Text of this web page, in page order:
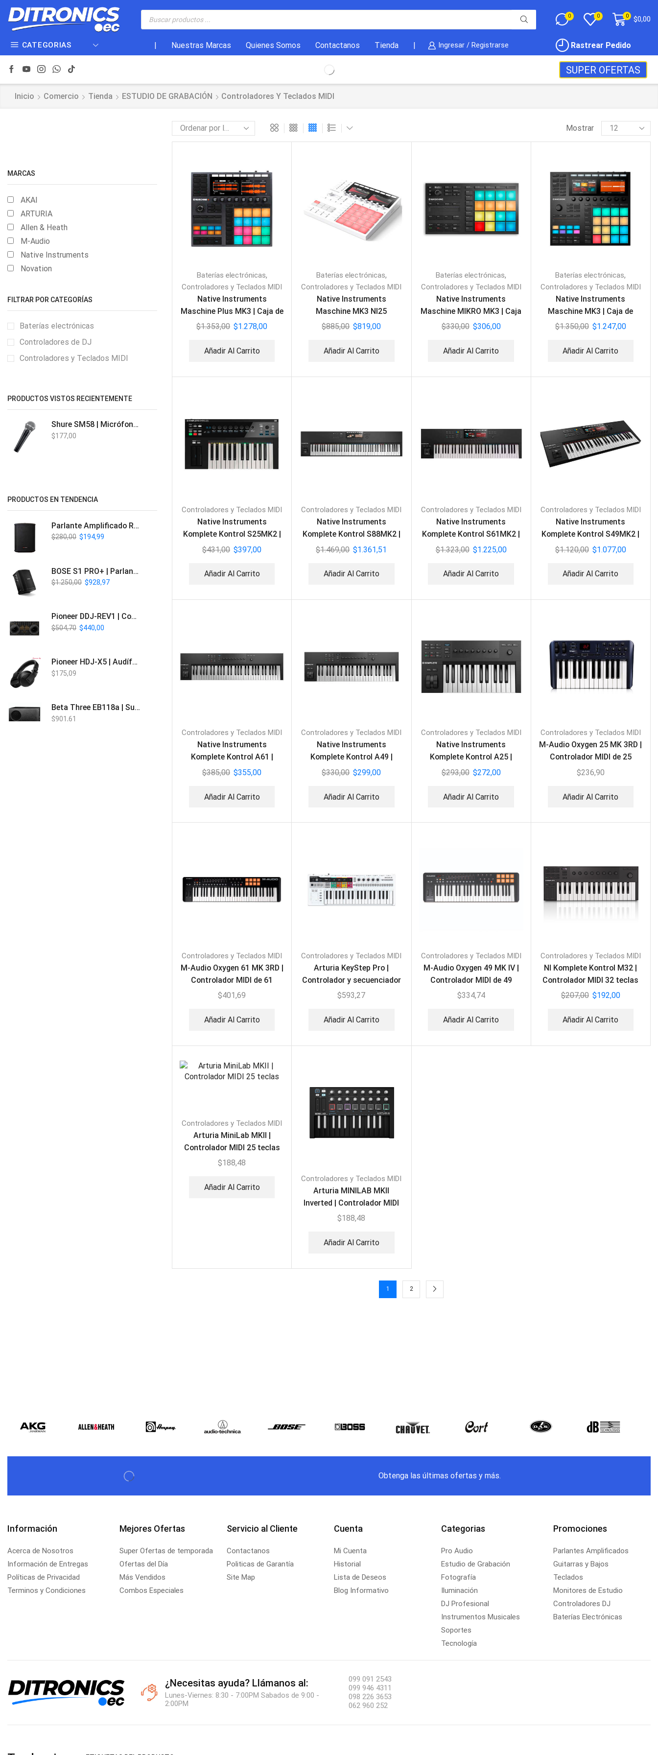
0 0 0 $0,00
CATEGORIAS Nuestras Marcas Quienes Somos Contactanos Tienda Ingresar / Registrarse Rastrear Pedido
SUPER OFERTAS
Inicio Comercio Tienda ESTUDIO DE GRABACIÓN Controladores Y Teclados MIDI
Mostrar
Baterías electrónicas,
Controladores y Teclados MIDI
Native Instruments
Maschine Plus MK3 | Caja de
Ritmos y MIDI
$1.353,00 $1.278,00
Añadir Al Carrito
Baterías electrónicas,
Controladores y Teclados MIDI
Native Instruments
Maschine MK3 NI25
Retrospective
$885,00 $819,00
Añadir Al Carrito
Baterías electrónicas,
Controladores y Teclados MIDI
Native Instruments
Maschine MIKRO MK3 | Caja
de Ritmos y MIDI
$330,00 $306,00
Añadir Al Carrito
Baterías electrónicas,
Controladores y Teclados MIDI
Native Instruments
Maschine MK3 | Caja de
Ritmos y MIDI
$1.350,00 $1.247,00
Añadir Al Carrito
Controladores y Teclados MIDI
Native Instruments
Komplete Kontrol S25MK2 |
Teclado MIDI
$431,00 $397,00
Añadir Al Carrito
Controladores y Teclados MIDI
Native Instruments
Komplete Kontrol S88MK2 |
Teclado MIDI
$1.469,00 $1.361,51
Añadir Al Carrito
Controladores y Teclados MIDI
Native Instruments
Komplete Kontrol S61MK2 |
Teclado MIDI
$1.323,00 $1.225,00
Añadir Al Carrito
Controladores y Teclados MIDI
Native Instruments
Komplete Kontrol S49MK2 |
Teclado MIDI
$1.120,00 $1.077,00
Añadir Al Carrito
Controladores y Teclados MIDI
Native Instruments
Komplete Kontrol A61 |
Teclado MIDI
$385,00 $355,00
Añadir Al Carrito
Controladores y Teclados MIDI
Native Instruments
Komplete Kontrol A49 |
Teclado MIDI
$330,00 $299,00
Añadir Al Carrito
Controladores y Teclados MIDI
Native Instruments
Komplete Kontrol A25 |
Teclado MIDI
$293,00 $272,00
Añadir Al Carrito
Controladores y Teclados MIDI
M-Audio Oxygen 25 MK 3RD |
Controlador MIDI de 25
teclas
$236,90
Añadir Al Carrito
Controladores y Teclados MIDI
M-Audio Oxygen 61 MK 3RD |
Controlador MIDI de 61
teclas
$401,69
Añadir Al Carrito
Controladores y Teclados MIDI
Arturia KeyStep Pro |
Controlador y secuenciador
de 37 teclas
$593,27
Añadir Al Carrito
Controladores y Teclados MIDI
M-Audio Oxygen 49 MK IV |
Controlador MIDI de 49
teclas
$334,74
Añadir Al Carrito
Controladores y Teclados MIDI
NI Komplete Kontrol M32 |
Controlador MIDI 32 teclas
$207,00 $192,00
Añadir Al Carrito
Controladores y Teclados MIDI
Arturia MiniLab MKII |
Controlador MIDI 25 teclas
$188,48
Añadir Al Carrito
Controladores y Teclados MIDI
Arturia MINILAB MKII
Inverted | Controlador MIDI
25 teclas
$188,48
Añadir Al Carrito
1 2
MARCAS
AKAI
ARTURIA
Allen & Heath
M-Audio
Native Instruments
Novation
FILTRAR POR CATEGORÍAS
Baterías electrónicas
Controladores de DJ
Controladores y Teclados MIDI
PRODUCTOS VISTOS RECIENTEMENTE
Shure SM58 | Micrófono Vocal Dinámico
$177,00
PRODUCTOS EN TENDENCIA
Parlante Amplificado Recargable BT | Italy Audio ITL-PRO11
$280,00 $194,99
BOSE S1 PRO+ | Parlante Profesional PA Inalámbrico
$1.250,00 $928,97
Pioneer DDJ-REV1 | Controlador DJ de 2 canales estilo Scratch
$504,70 $440,00
Pioneer HDJ-X5 | Audífonos para DJ
$175,09
Beta Three EB118a | Sub Bajo Activo
$901,61
Obtenga las últimas ofertas y más.
Información
Acerca de Nosotros
Información de Entregas
Políticas de Privacidad
Terminos y Condiciones
Mejores Ofertas
Super Ofertas de temporada
Ofertas del Día
Más Vendidos
Combos Especiales
Servicio al Cliente
Contactanos
Politicas de Garantía
Site Map
Cuenta
Mi Cuenta
Historial
Lista de Deseos
Blog Informativo
Categorias
Pro Audio
Estudio de Grabación
Fotografía
Iluminación
DJ Profesional
Instrumentos Musicales
Soportes
Tecnología
Promociones
Parlantes Amplificados
Guitarras y Bajos
Teclados
Monitores de Estudio
Controladores DJ
Baterías Electrónicas
¿Necesitas ayuda? Llámanos al:
Lunes-Viernes: 8:30 - 7:00PM Sabados de 9:00 -
2:00PM
099 091 2543
099 946 4311
098 226 3653
062 960 252